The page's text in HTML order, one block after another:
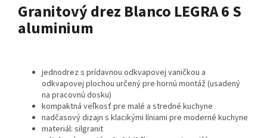
Granitový drez Blanco LEGRA 6 S
aluminium
jednodrez s prídavnou odkvapovej vaničkou a
odkvapovej plochou určený pre hornú montáž (usadený
na pracovnú dosku)
kompaktná veľkosť pre malé a stredné kuchyne
nadčasový dizajn s klacikými líniami pre moderné kuchyne
materiál: silgranit